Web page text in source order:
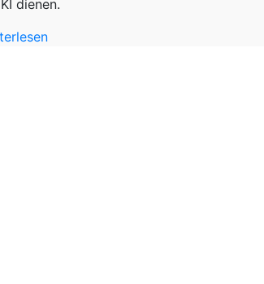
dienen.